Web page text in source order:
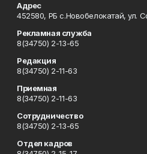
Адрес
452580, РБ с.Новобелокатай, ул.
Рекламная служба
8(34750) 2-13-65
Редакция
8(34750) 2-11-63
Приемная
8(34750) 2-11-63
Сотрудничество
8(34750) 2-13-65
Отдел кадров